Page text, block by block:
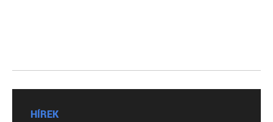
HÍREK